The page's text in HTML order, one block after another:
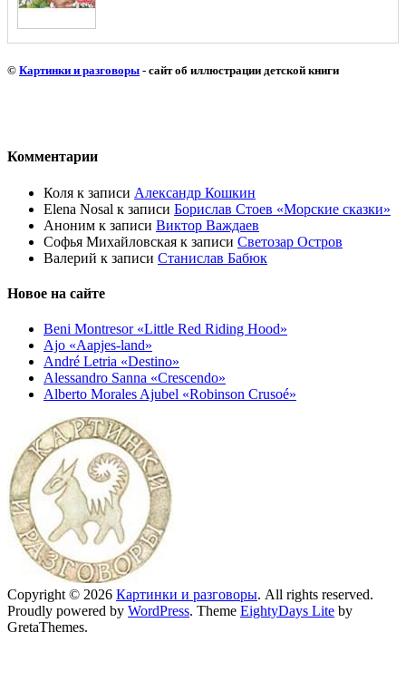
© Картинки и разговоры - сайт об иллюстрации детской книги
Комментарии
Коля к записи Александр Кошкин
Elena Nosal к записи Борислав Стоев «Морские сказки»
Аноним к записи Виктор Важдаев
Софья Михайловская к записи Светозар Остров
Валерий к записи Станислав Бабюк
Новое на сайте
Beni Montresor «Little Red Riding Hood»
Ajo «Aapjes-land»
André Letria «Destino»
Alessandro Sanna «Crescendo»
Alberto Morales Ajubel «Robinson Crusoé»
Copyright © 2026 Картинки и разговоры. All rights reserved.
Proudly powered by WordPress. Theme EightyDays Lite by
GretaThemes.